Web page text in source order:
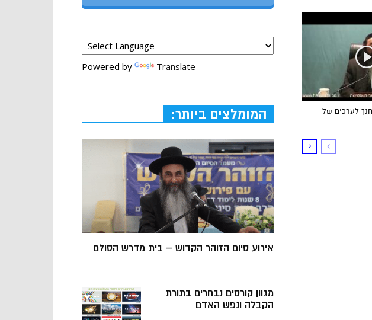
לערכים של
Powered by Translate
המומלצים ביותר:
אירוע סיום הזוהר הקדוש – בית מדרש הסולם
מגוון קורסים נבחרים בתורת
הקבלה ונפש האדם